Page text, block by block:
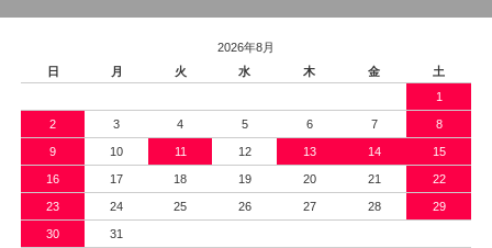
2026年8月
日
月 火 水 木 金
土
1
2 3 4 5 6 7 8
9 10 11 12 13 14 15
16 17 18 19 20 21 22
23 24 25 26 27 28 29
30 31